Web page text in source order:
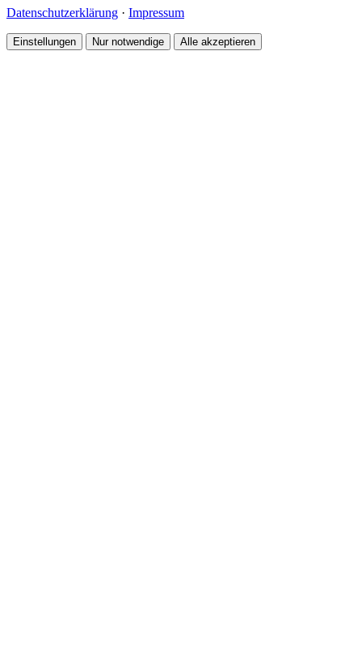
Datenschutzerklärung · Impressum
Einstellungen Nur notwendige Alle akzeptieren